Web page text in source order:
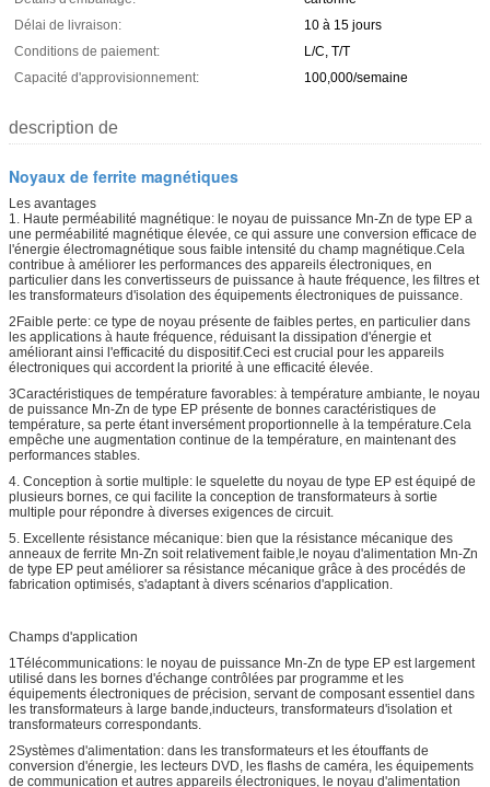
Délai de livraison:
10 à 15 jours
Conditions de paiement:
L/C, T/T
Capacité d'approvisionnement:
100,000/semaine
description de
Noyaux de ferrite magnétiques
Les avantages
1. Haute perméabilité magnétique: le noyau de puissance Mn-Zn de type EP a
une perméabilité magnétique élevée, ce qui assure une conversion efficace de
l'énergie électromagnétique sous faible intensité du champ magnétique.Cela
contribue à améliorer les performances des appareils électroniques, en
particulier dans les convertisseurs de puissance à haute fréquence, les filtres et
les transformateurs d'isolation des équipements électroniques de puissance.
2Faible perte: ce type de noyau présente de faibles pertes, en particulier dans
les applications à haute fréquence, réduisant la dissipation d'énergie et
améliorant ainsi l'efficacité du dispositif.Ceci est crucial pour les appareils
électroniques qui accordent la priorité à une efficacité élevée.
3Caractéristiques de température favorables: à température ambiante, le noyau
de puissance Mn-Zn de type EP présente de bonnes caractéristiques de
température, sa perte étant inversément proportionnelle à la température.Cela
empêche une augmentation continue de la température, en maintenant des
performances stables.
4. Conception à sortie multiple: le squelette du noyau de type EP est équipé de
plusieurs bornes, ce qui facilite la conception de transformateurs à sortie
multiple pour répondre à diverses exigences de circuit.
5. Excellente résistance mécanique: bien que la résistance mécanique des
anneaux de ferrite Mn-Zn soit relativement faible,le noyau d'alimentation Mn-Zn
de type EP peut améliorer sa résistance mécanique grâce à des procédés de
fabrication optimisés, s'adaptant à divers scénarios d'application.
Champs d'application
1Télécommunications: le noyau de puissance Mn-Zn de type EP est largement
utilisé dans les bornes d'échange contrôlées par programme et les
équipements électroniques de précision, servant de composant essentiel dans
les transformateurs à large bande,inducteurs, transformateurs d'isolation et
transformateurs correspondants.
2Systèmes d'alimentation: dans les transformateurs et les étouffants de
conversion d'énergie, les lecteurs DVD, les flashs de caméra, les équipements
de communication et autres appareils électroniques, le noyau d'alimentation